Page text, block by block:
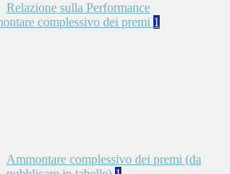
Relazione sulla Performance
complessivo dei premi 1
Ammontare complessivo dei premi (da